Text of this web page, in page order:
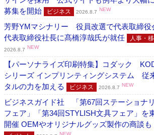
募集を開始
ビジネス 2026.8.7 NEW
芳野YMマシナリー 役員改選で代表取締役
代表取締役社長に髙橋淳哉氏が就任
人事・
2026.8.7 NEW
【パーソナライズ印刷特集】コダック
シリーズ インプリンティングシステム 従
タルの力を加える
ビジネス 2026.8.7 NEW
ビジネスガイド社 「第67回ステーショナ
フェア」「第34回STYLISH文具フェア」を
開催 OEMやオリジナルグッズ製作の商談も
NEW